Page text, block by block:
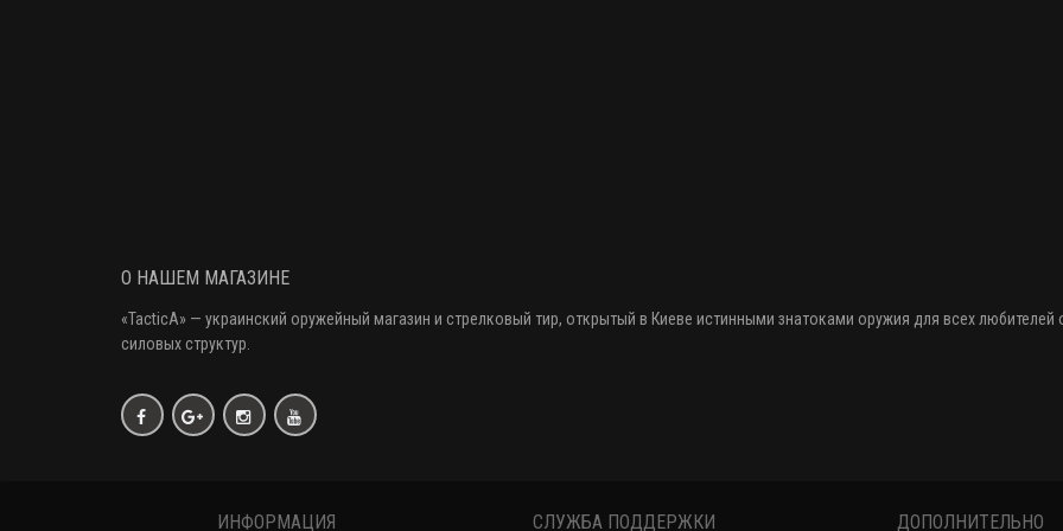
О НАШЕМ МАГАЗИНЕ
«TacticA» — украинский оружейный магазин и стрелковый тир, открытый в Киеве истинными знатоками оружия для всех любителей
силовых структур.
ИНФОРМАЦИЯ СЛУЖБА ПОДДЕРЖКИ ДОПОЛНИТЕЛЬНО